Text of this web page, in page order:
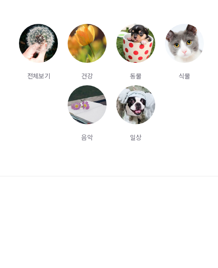
전체보기 건강 동물 식물
음악 일상